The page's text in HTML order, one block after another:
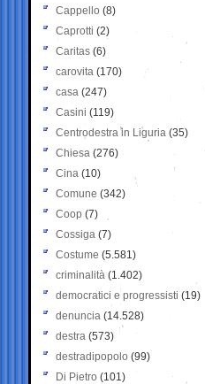
Cappello (8)
Caprotti (2)
Caritas (6)
carovita (170)
casa (247)
Casini (119)
Centrodestra in Liguria (35)
Chiesa (276)
Cina (10)
Comune (342)
Coop (7)
Cossiga (7)
Costume (5.581)
criminalità (1.402)
democratici e progressisti (19)
denuncia (14.528)
destra (573)
destradipopolo (99)
Di Pietro (101)